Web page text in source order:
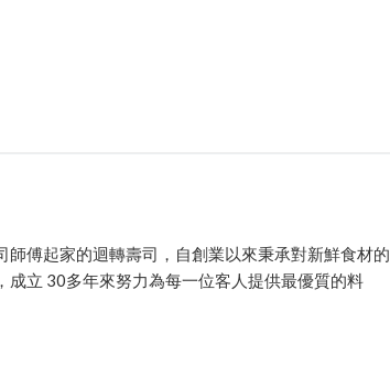
師傅起家的迴轉壽司，自創業以來秉承對新鮮食材的
成立 30多年來努力為每一位客人提供最優質的料